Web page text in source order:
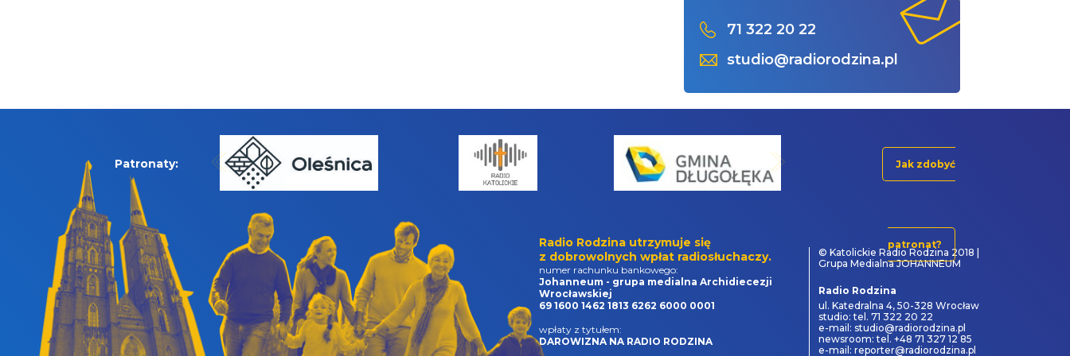
71 322 20 22
studio@radiorodzina.pl
Patronaty: Jak zdobyć
patronat?
Radio Rodzina utrzymuje się
z dobrowolnych wpłat radiosłuchaczy.
numer rachunku bankowego:
Johanneum - grupa medialna Archidiecezji
Wrocławskiej
69 1600 1462 1813 6262 6000 0001
wpłaty z tytułem:
DAROWIZNA NA RADIO RODZINA
© Katolickie Radio Rodzina 2018 |
Grupa Medialna JOHANNEUM
Radio Rodzina
ul. Katedralna 4, 50-328 Wrocław
studio: tel. 71 322 20 22
e-mail: studio@radiorodzina.pl
newsroom: tel. +48 71 327 12 85
e-mail: reporter@radiorodzina.pl